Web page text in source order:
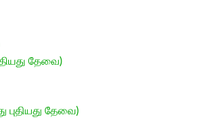
தேவை)
புதியது தேவை)